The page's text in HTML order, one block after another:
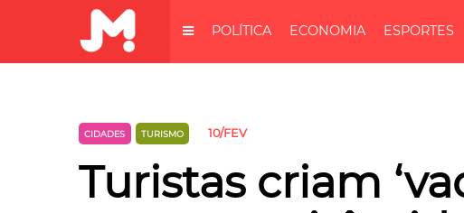
POLÍTICA ECONOMIA ESPORTES
CIDADES TURISMO 10/FEV
Turistas criam